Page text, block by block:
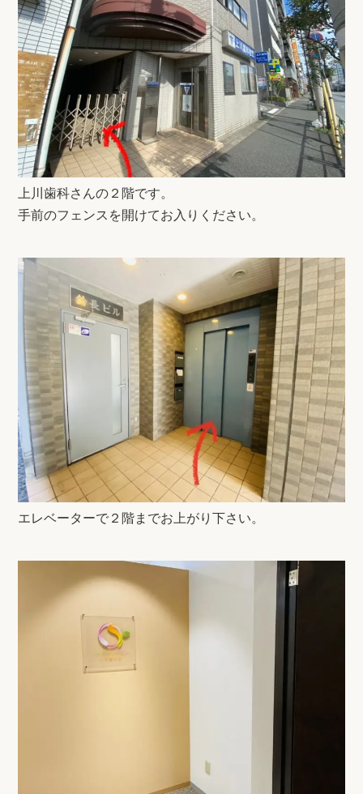
上川歯科さんの２階です。
手前のフェンスを開けてお入りください。
エレベーターで２階までお上がり下さい。